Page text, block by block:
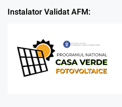
Instalator Validat AFM: